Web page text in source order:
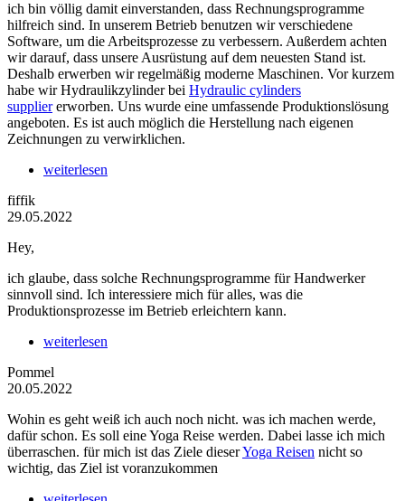
ich bin völlig damit einverstanden, dass Rechnungsprogramme
hilfreich sind. In unserem Betrieb benutzen wir verschiedene
Software, um die Arbeitsprozesse zu verbessern. Außerdem achten
wir darauf, dass unsere Ausrüstung auf dem neuesten Stand ist.
Deshalb erwerben wir regelmäßig moderne Maschinen. Vor kurzem
habe wir Hydraulikzylinder bei Hydraulic cylinders
suppliererworben. Uns wurde eine umfassende Produktionslösung
angeboten. Es ist auch möglich die Herstellung nach eigenen
Zeichnungen zu verwirklichen.
weiterlesen
fiffik
29.05.2022
Hey,
ich glaube, dass solche Rechnungsprogramme für Handwerker
sinnvoll sind. Ich interessiere mich für alles, was die
Produktionsprozesse im Betrieb erleichtern kann.
weiterlesen
Pommel
20.05.2022
Wohin es geht weiß ich auch noch nicht. was ich machen werde,
dafür schon. Es soll eine Yoga Reise werden. Dabei lasse ich mich
überraschen. für mich ist das Ziele dieserYoga Reisen nicht so
wichtig, das Ziel ist voranzukommen